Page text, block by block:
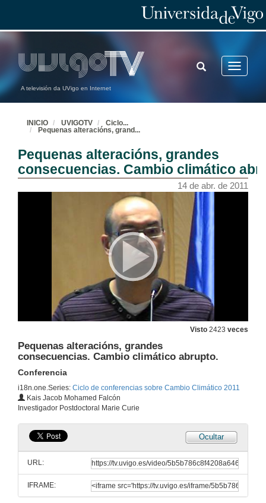
A televisión da UVigo en Internet
Toggle
TOGGLE
SEARCH
INICIO UVIGOTV Ciclo...
Pequenas alteracións, grand...
Pequenas alteracións, grandes
consecuencias. Cambio climático
14 de abr. de 2011
Visto 2423 veces
Pequenas alteracións, grandes
consecuencias. Cambio climático abrupto.
Conferencia
i18n.one.Series: Ciclo de conferencias sobre Cambio Climático 2011
Kais Jacob Mohamed Falcón
Investigador Postdoctoral Marie Curie
Ocultar
URL:
IFRAME:
24 de mar. de 2011
Aspectos económicos do Cambio Climático
Conferencia
24 de mar. de 2011
24 de mar. de 2011
Presentacion de Kais Jacob Mohamed Falcón